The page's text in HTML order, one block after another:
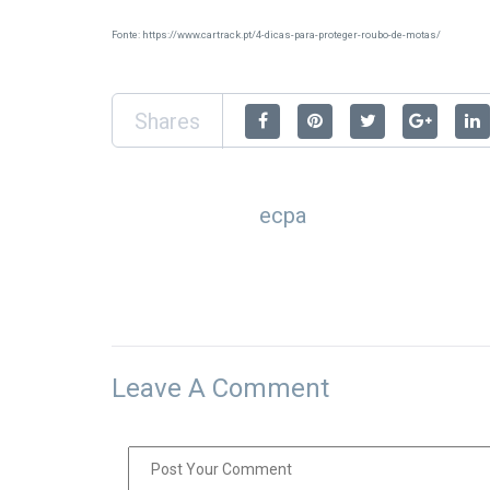
Fonte: https://www.cartrack.pt/4-dicas-para-proteger-roubo-de-motas/
Shares
ecpa
Leave A Comment